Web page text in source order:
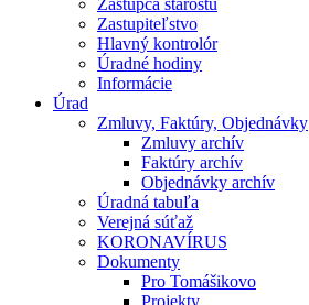
Zástupca starostu
Zastupiteľstvo
Hlavný kontrolór
Úradné hodiny
Informácie
Úrad
Zmluvy, Faktúry, Objednávky
Zmluvy archív
Faktúry archív
Objednávky archív
Úradná tabuľa
Verejná súťaž
KORONAVÍRUS
Dokumenty
Pro Tomášikovo
Projekty